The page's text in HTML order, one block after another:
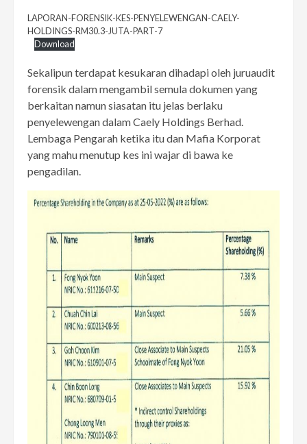
LAPORAN-FORENSIK-KES-PENYELEWENGAN-CAELY-
HOLDINGS-RM30.3-JUTA-PART-7
Download
Sekalipun terdapat kesukaran dihadapi oleh juruaudit
forensik dalam mengambil semula dokumen yang
berkaitan namun siasatan itu jelas berlaku
penyelewengan dalam Caely Holdings Berhad.
Lembaga Pengarah ketika itu dan Mafia Korporat
yang mahu menutup kes ini wajar di bawa ke
pengadilan.